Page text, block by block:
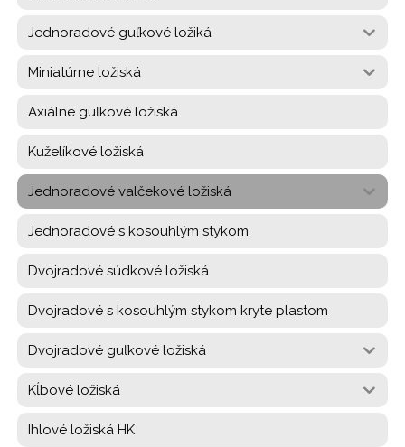
Jednoradové guľkové ložiká
Miniatúrne ložiská
Axiálne guľkové ložiská
Kuželíkové ložiská
Jednoradové valčekové ložiská
Jednoradové s kosouhlým stykom
Dvojradové súdkové ložiská
Dvojradové s kosouhlým stykom kryte plastom
Dvojradové guľkové ložiská
Kĺbové ložiská
Ihlové ložiská HK